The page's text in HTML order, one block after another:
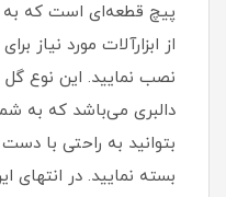
پیچ قطعه‌ای است که به
از ابزارآلات مورد نیاز
نصب نمایید. این نوع گل
دالبری می‌باشد که به
بتوانید به راحتی با
بسته نمایید. در انتهای